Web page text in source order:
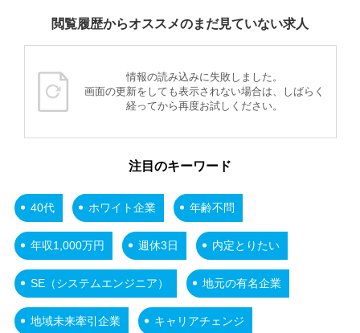
閲覧履歴からオススメのまだ見ていない求人
情報の読み込みに失敗しました。
画面の更新をしても表示されない場合は、しばらく
経ってから再度お試しください。
注目のキーワード
40代 ホワイト企業 年齢不問
年収1,000万円 週休3日 内定とりたい
SE（システムエンジニア） 地元の有名企業
地域未来牽引企業 キャリアチェンジ